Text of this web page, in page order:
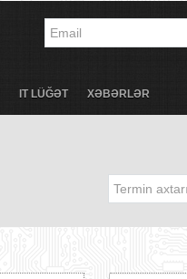
IT LÜĞƏT XƏBƏRLƏR